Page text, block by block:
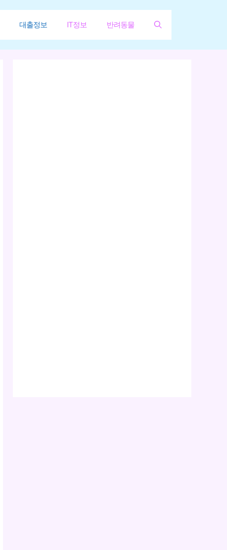
대출정보 IT정보 반려동물